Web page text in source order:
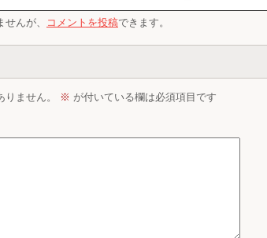
んが、 コメントを投稿できます。
ません。 ※ が付いている欄は必須項目です